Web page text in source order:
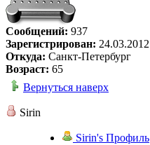
Сообщений: 937
Зарегистрирован: 24.03.2012
Откуда: Санкт-Петербург
Возраст: 65
Вернуться наверх
Sirin
Sirin's Профиль